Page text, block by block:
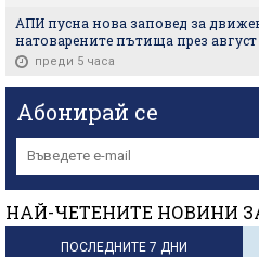
АПИ пусна нова заповед за
натоварените пътища през август
преди 5 часа
Абонирай се
НАЙ-ЧЕТЕНИТЕ НОВИНИ
ПОСЛЕДНИТЕ 7 ДНИ